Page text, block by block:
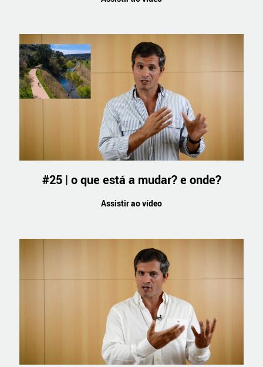
#25 | o que está a mudar? e onde?
Assistir ao vídeo